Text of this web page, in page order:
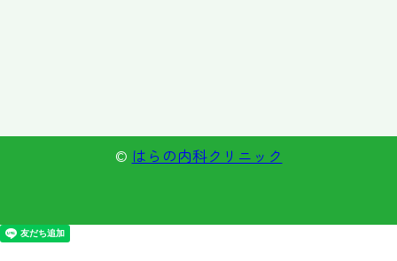
© はらの内科クリニック